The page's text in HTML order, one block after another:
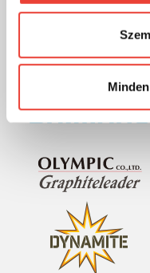
megváltoztathatod a
Előre is köszönjük!